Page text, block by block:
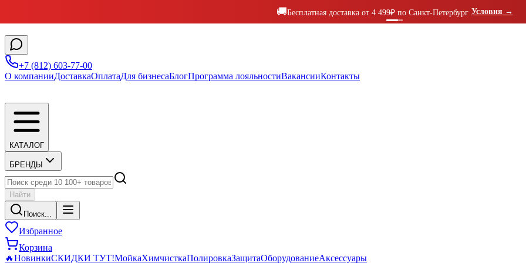
🚚Бесплатная доставка от 4 499₽ по Санкт-Петербург Условия →
+7 (812) 603-77-00
О компанииДоставкаОплатаДля бизнесаБлогПрограмма лояльностиВакансииКонтакты
КАТАЛОГ
БРЕНДЫ
Найти
Поиск...
Избранное
Корзина
🔥НовинкиСКИДКИ ТУТ!МойкаХимчисткаПолировкаЗащитаОборудованиеАксессуары